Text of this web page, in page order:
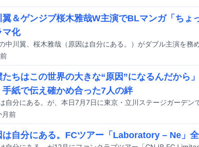
翼＆ゲンジブ桜木雅哉W主演でBLマンガ「ちょ
マ化
前
たちはこの世界の大きな“原因”になるんだから
手紙で伝え確かめ合った7人の絆
前
は自分にある。FCツアー「Laboratory – Ne」